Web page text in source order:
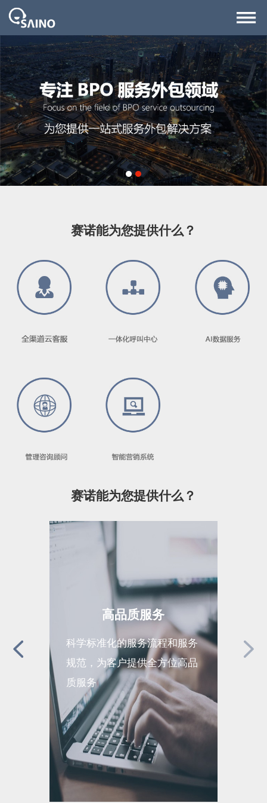
1 2
赛诺能为您提供什么？
赛诺能为您提供什么？
高品质服务
科学标准化的服务流程和服务
规范，为客户提供全方位高品
质服务
全面